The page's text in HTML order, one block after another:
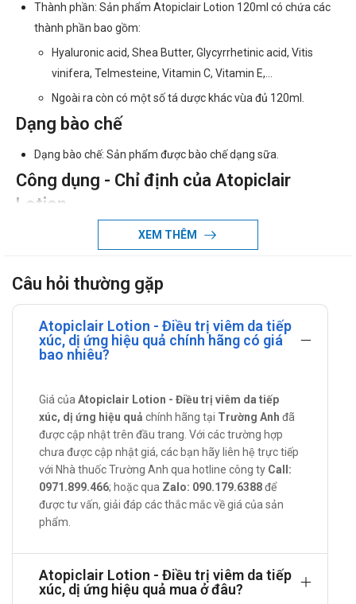
Thành phần: Sản phẩm Atopiclair Lotion 120ml có chứa các
thành phần bao gồm:
Hyaluronic acid, Shea Butter, Glycyrrhetinic acid, Vitis
vinifera, Telmesteine, Vitamin C, Vitamin E,…
Ngoài ra còn có một số tá dược khác vùa đủ 120ml.
Dạng bào chế
Dạng bào chế: Sản phẩm được bào chế dạng sữa.
Công dụng - Chỉ định của Atopiclair
Lotion
Công dụng của Atopiclair Lotion 120ml
nước và các lipid cần thiết cho làn da, qua đó tạo thành
ngoài.
Vitis vinifera, Telmesteine, Vitamin C, vitamin E: Bảo vệ
Glycyrrhetinic acid: Có vai trò kháng khuẩn, kháng viêm
hiệu quả, ngoài ra chúng còn có tác dụng làm dịu nhẹ cơn
ngứa rát.
Chỉ định của Atopiclair Lotion 120ml
Atopiclair Lotion là thuốc gì? được dùng trong những
trường hợp nào?
duy trì độ ẩm vừa đủ trên làn da, qua đó cải thiện quá trình
phục hồi da do viêm da cơ địa, viêm da tiếp xúc, dị ứng,…
XEM THÊM
Câu hỏi thường gặp
Atopiclair Lotion - Điều trị viêm da tiếp
xúc, dị ứng hiệu quả chính hãng có giá
bao nhiêu?
Giá của Atopiclair Lotion - Điều trị viêm da tiếp
xúc, dị ứng hiệu quả chính hãng tại Trường Anh đã
được cập nhật trên đầu trang. Với các trường hợp
chưa được cập nhật giá, các bạn hãy liên hệ trực tiếp
với Nhà thuốc Trường Anh qua hotline công ty Call:
0971.899.466; hoặc qua Zalo: 090.179.6388để
được tư vấn, giải đáp các thắc mắc về giá của sản
phẩm.
Atopiclair Lotion - Điều trị viêm da tiếp
xúc, dị ứng hiệu quả mua ở đâu?